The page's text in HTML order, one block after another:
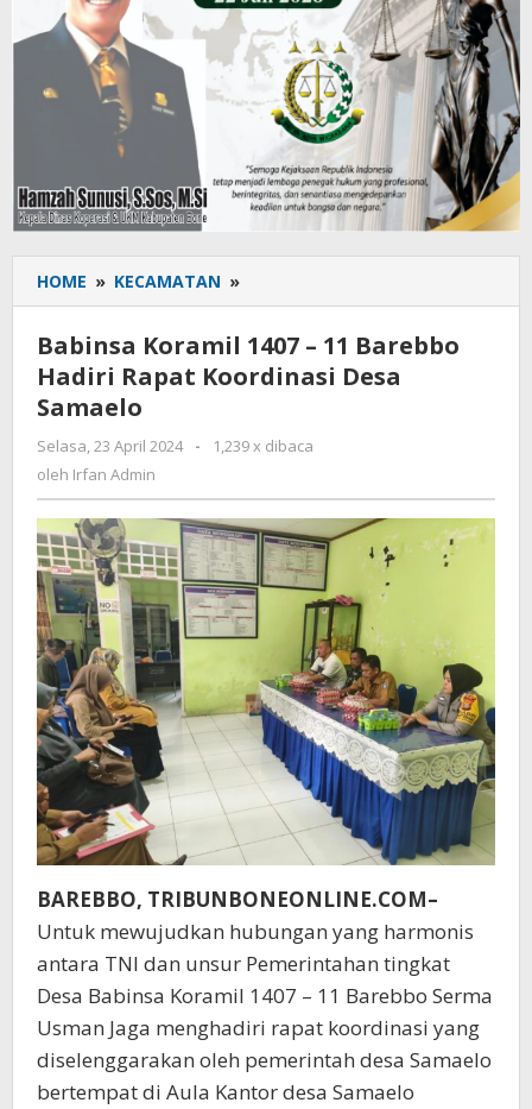
HOME » KECAMATAN »
Koramil
11
Rapat
Desa
Samaelo
Babinsa Koramil 1407 – 11 Barebbo
Hadiri Rapat Koordinasi Desa
Samaelo
Selasa, 23 April 2024
oleh
-
1,239 x dibaca
oleh Irfan Admin
BAREBBO, TRIBUNBONEONLINE.COM–
Untuk mewujudkan hubungan yang harmonis
antara TNI dan unsur Pemerintahan tingkat
Desa Babinsa Koramil 1407 – 11 Barebbo Serma
Usman Jaga menghadiri rapat koordinasi yang
diselenggarakan oleh pemerintah desa Samaelo
bertempat di Aula Kantor desa Samaelo